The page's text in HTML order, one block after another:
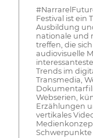
Festival ist ein
Ausbildung
nationale und
treffen, die
audiovisuelle
Trends im
Transmedia,
Webserien,
Erzählungen
vertikales
Schwerpunkte